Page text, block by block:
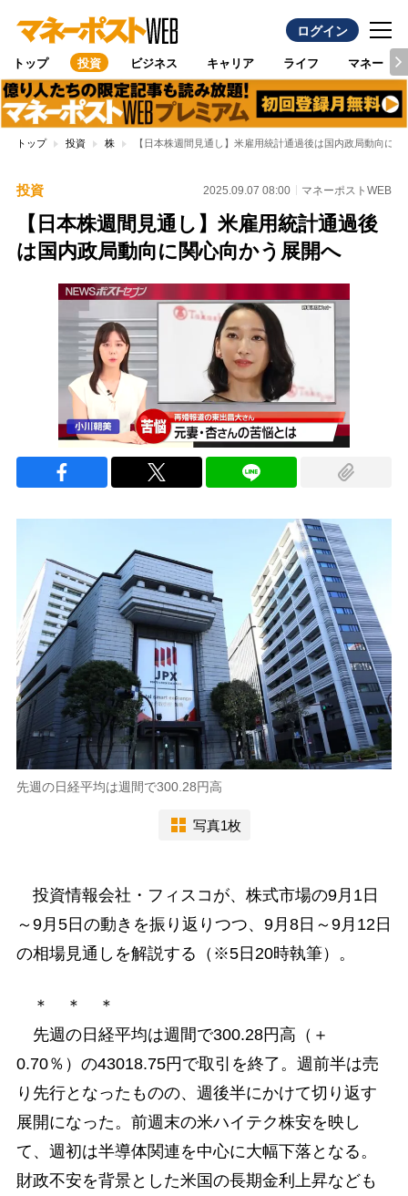
ログイン
トップ 投資 ビジネス キャリア ライフ マネー
トップ 投資 株 【日本株週間見通し】米雇用統計通過後は国内政局動向に
投資 2025.09.07 08:00 マネーポストWEB
【日本株週間見通し】米雇用統計通過後
は国内政局動向に関心向かう展開へ
先週の日経平均は週間で300.28円高
写真1枚
投資情報会社・フィスコが、株式市場の9月1日
～9月5日の動きを振り返りつつ、9月8日～9月12日
の相場見通しを解説する（※5日20時執筆）。
＊ ＊ ＊
先週の日経平均は週間で300.28円高（＋
0.70％）の43018.75円で取引を終了。週前半は売
り先行となったものの、週後半にかけて切り返す
展開になった。前週末の米ハイテク株安を映し
て、週初は半導体関連を中心に大幅下落となる。
財政不安を背景とした米国の長期金利上昇なども